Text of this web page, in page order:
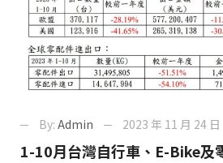
By: Admin 2023 年 11 月 24 日
1-10月台灣自行車、E-Bike及